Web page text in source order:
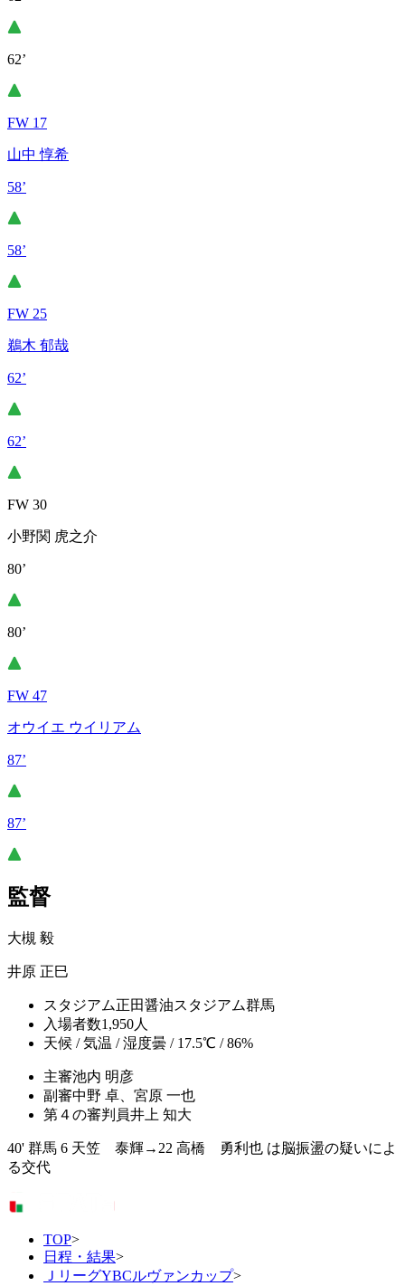
62’
FW 17
山中 惇希
58’
58’
FW 25
鵜木 郁哉
62’
62’
FW 30
小野関 虎之介
80’
80’
FW 47
オウイエ ウイリアム
87’
87’
監督
大槻 毅
井原 正巳
スタジアム正田醤油スタジアム群馬
入場者数1,950人
天候 / 気温 / 湿度曇 / 17.5℃ / 86%
主審池内 明彦
副審中野 卓、宮原 一也
第４の審判員井上 知大
40' 群馬 6 天笠 泰輝→22 高橋 勇利也 は脳振盪の疑いによ
る交代
TOP>
日程・結果>
ＪリーグYBCルヴァンカップ>